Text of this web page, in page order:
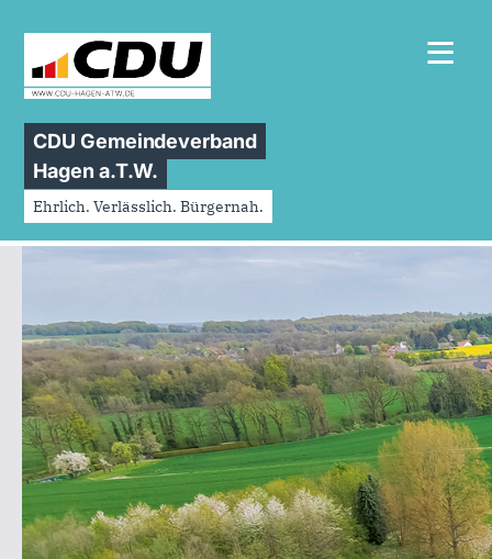
CDU Gemeindeverband
Hagen a.T.W.
Ehrlich. Verlässlich. Bürgernah.
≡